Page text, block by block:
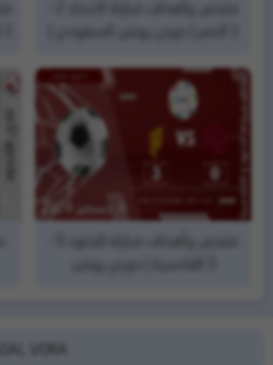
1 النصر | دوري روشن السعودي |
3 القادسية | دوري روشن
GOAL VORA